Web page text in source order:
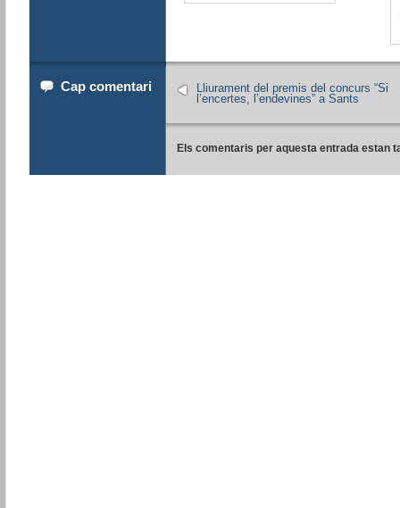
Cap comentari
Lliurament del premis del concurs “Si
l’encertes, l’endevines” a Sants
Els comentaris per aquesta entrada estan